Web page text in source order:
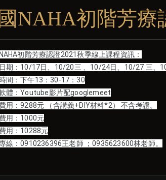
NAHA初階芳療
初階芳療認證2021秋季線上課程資訊：
期：10/17日、10/20三 、10/24日、10/27 三、
間：下午13：30-17：30
體：Youtube影片配googlemeet
用：9288元 （含講義+DIY材料*2） 不含考證。
用：1000元
用：10288元
線：0910236396王老師 ；0935623600林老師。